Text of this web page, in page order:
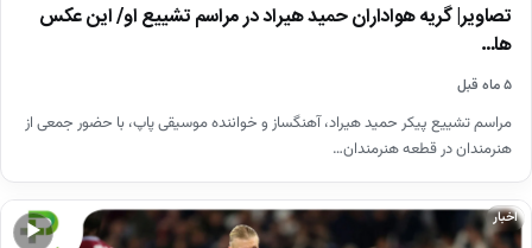
تصاویر| گریه هواداران حمید هیراد در مراسم تشییع او/ این عکس
ها…
۵ ماه قبل
مراسم تشییع پیکر حمید هیراد، آهنگساز و خواننده موسیقی پاپ، با حضور جمعی از
هنرمندان در قطعه هنرمندان…
▶
اخبار